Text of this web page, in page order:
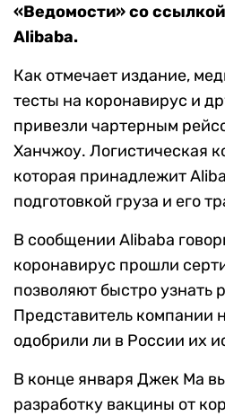
«Ведомости» со
Alibaba.
Как отмечает издание,
тесты на коронавирус и
привезли чартерным
Ханчжоу. Логистическая
которая принадлежит
подготовкой груза и его
В сообщении Alibaba
коронавирус прошли
позволяют быстро узнать
Представитель компании
одобрили ли в России их
В конце января Джек Ма
разработку вакцины от